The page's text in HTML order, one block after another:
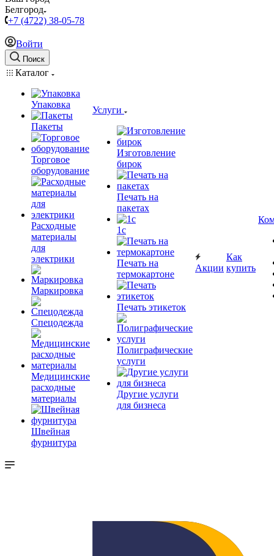
Белгород
+7 (4722) 38-05-78
Войти
Поиск
Каталог
Упаковка
Пакеты
Торговое
оборудование
Расходные
материалы
для
электрики
Маркировка
Спецодежда
Медицинские
расходные
материалы
Швейная
фурнитура
Услуги
Изготовление
бирок
Печать на
пакетах
1c
Печать на
термокартоне
Печать этикеток
Полиграфические
услуги
Другие услуги
для бизнеса
Акции
Как
купить